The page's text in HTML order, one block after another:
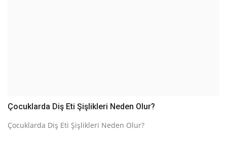
Çocuklarda Diş Eti Şişlikleri Neden Olur?
Çocuklarda Diş Eti Şişlikleri Neden Olur?